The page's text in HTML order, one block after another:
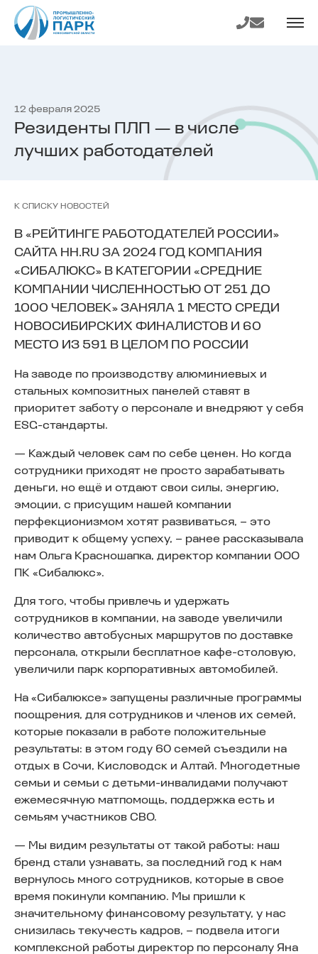
На главную
страницу
Телефон
E-mail
12 февраля 2025
Резиденты ПЛП — в числе
лучших работодателей
В «РЕЙТИНГЕ РАБОТОДАТЕЛЕЙ РОССИИ»
САЙТА HH.RU ЗА 2024 ГОД КОМПАНИЯ
«СИБАЛЮКС» В КАТЕГОРИИ «СРЕДНИЕ
КОМПАНИИ ЧИСЛЕННОСТЬЮ ОТ 251 ДО
1000 ЧЕЛОВЕК» ЗАНЯЛА 1 МЕСТО СРЕДИ
НОВОСИБИРСКИХ ФИНАЛИСТОВ И 60
МЕСТО ИЗ 591 В ЦЕЛОМ ПО РОССИИ
На заводе по производству алюминиевых и
стальных композитных панелей ставят в
приоритет заботу о персонале и внедряют у себя
ESG-стандарты.
— Каждый человек сам по себе ценен. Но когда
сотрудники приходят не просто зарабатывать
деньги, но ещё и отдают свои силы, энергию,
эмоции, с присущим нашей компании
перфекционизмом хотят развиваться, – это
приводит к общему успеху, – ранее рассказывала
нам Ольга Красношапка, директор компании ООО
ПК «Сибалюкс».
Для того, чтобы привлечь и удержать
сотрудников в компании, на заводе увеличили
количество автобусных маршрутов по доставке
персонала, открыли бесплатное кафе-столовую,
увеличили парк корпоративных автомобилей.
На «Сибалюксе» запущены различные программы
поощрения, для сотрудников и членов их семей,
которые показали в работе положительные
результаты: в этом году 60 семей съездили на
отдых в Сочи, Кисловодск и Алтай. Многодетные
семьи и семьи с детьми-инвалидами получают
ежемесячную матпомощь, поддержка есть и
семьям участников СВО.
— Мы видим результаты от такой работы: наш
бренд стали узнавать, за последний год к нам
вернулось много сотрудников, которые в свое
время покинули компанию. Мы пришли к
значительному финансовому результату, у нас
снизилась текучесть кадров, – подвела итоги
комплексной работы директор по персоналу Яна
К СПИСКУ НОВОСТЕЙ